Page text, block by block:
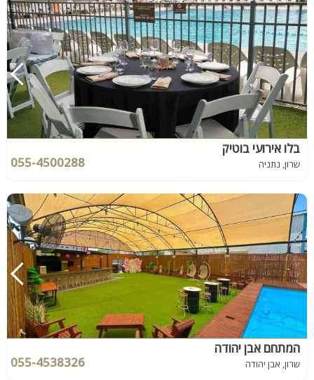
בלו אירועי בוטיק
שרון, נתניה 055-4500288
המתחם אבן יהודה
שרון, אבן יהודה 055-4538326